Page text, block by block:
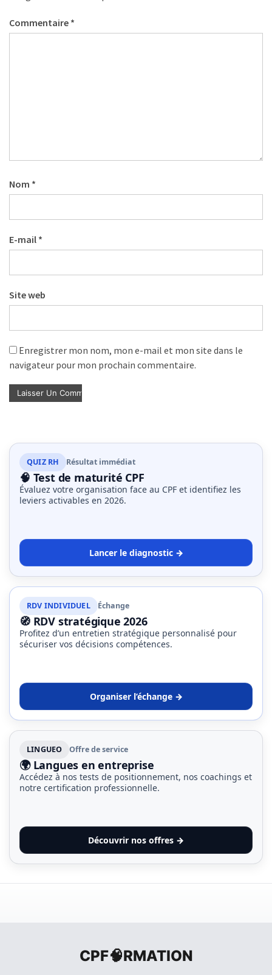
Certification
Commentaire *
Nom *
E-mail *
Site web
Enregistrer mon nom, mon e-mail et mon site dans le
navigateur pour mon prochain commentaire.
QUIZ RH Résultat immédiat
🧠 Test de maturité CPF
Évaluez votre organisation face au CPF et identifiez les
leviers activables en 2026.
Lancer le diagnostic →
RDV INDIVIDUEL Échange
🧭 RDV stratégique 2026
Profitez d’un entretien stratégique personnalisé pour
sécuriser vos décisions compétences.
Organiser l’échange →
LINGUEO Offre de service
🌍 Langues en entreprise
Accédez à nos tests de positionnement, nos coachings et
notre certification professionnelle.
Découvrir nos offres →
CPF🧠RMATION